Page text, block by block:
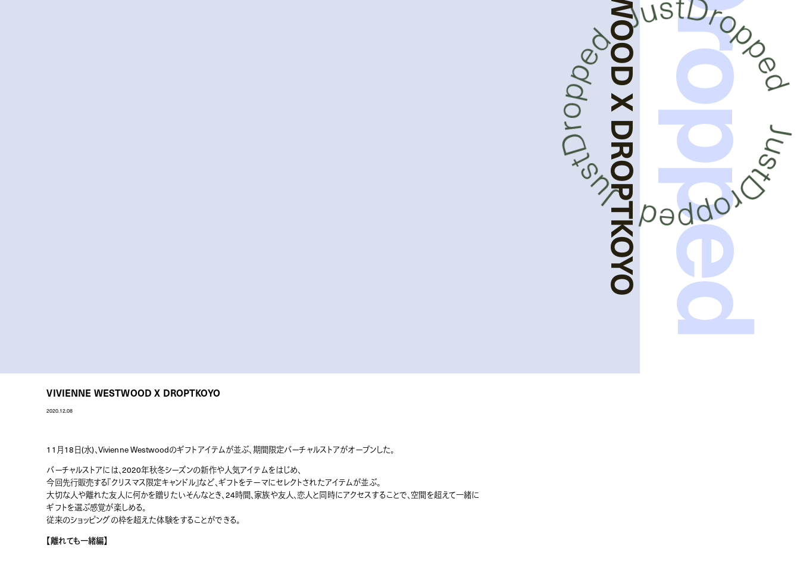
VIVIENNE WESTWOOD X DROPTKOYO
2020.12.08
11月18日(水)、Vivienne Westwoodのギフトアイテムが並ぶ、期間限定バーチャルストアがオープンした。
バーチャルストアには、2020年秋冬シーズンの新作や人気アイテムをはじめ、
今回先行販売する『クリスマス限定キャンドル』など、ギフトをテーマにセレクトされたアイテムが並ぶ。
大切な人や離れた友人に何かを贈りたいそんなとき、24時間、家族や友人、恋人と同時にアクセスすることで、空間を超えて一緒に
ギフトを選ぶ感覚が楽しめる。
従来のショッピングの枠を超えた体験をすることができる。
【離れても一緒編】